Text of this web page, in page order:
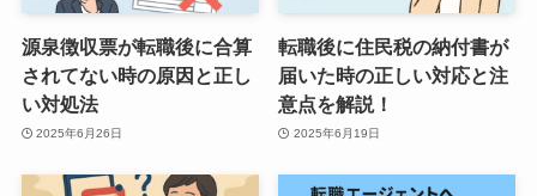
源泉徴収票が転職後に合算
されてない時の原因と正し
い対処法
2025年6月26日
転職後に住民税の納付書が
届いた時の正しい対応と注
意点を解説！
2025年6月19日